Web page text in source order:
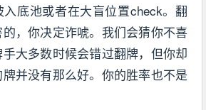
底池或者在大盲位置check。翻
，你决定诈唬。我们会猜你不喜
大多数时候会错过翻牌，但你却
并没有那么好。你的胜率也不是